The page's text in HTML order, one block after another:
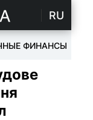
RU
ФИНАНСЫ